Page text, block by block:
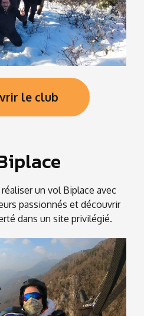
le club
un vol Biplace avec
passionnés et découvrir
dans un site privilégié.